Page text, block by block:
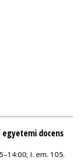
docens
I. em. 105.